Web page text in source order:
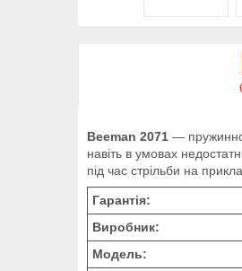
Beeman 2071 — пружинно-
навіть в умовах
під час стрільби на
Гарантія:
Виробник:
Модель: